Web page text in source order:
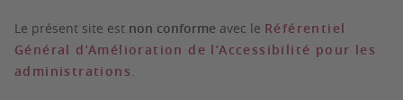
Le présent site est non conforme avec le Référentiel
Général d’Amélioration de l’Accessibilité pour les
administrations.